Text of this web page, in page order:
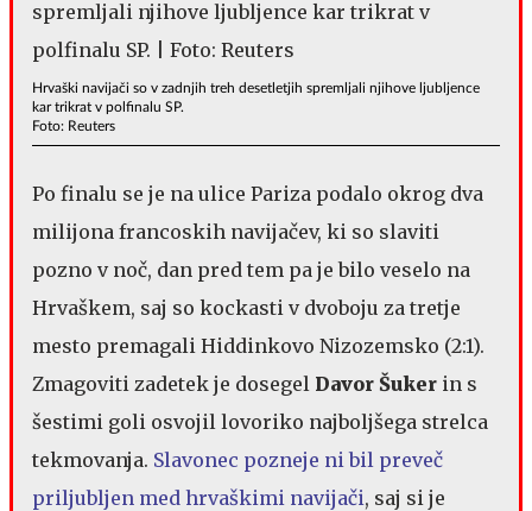
Hrvaški navijači so v zadnjih treh desetletjih spremljali njihove ljubljence
kar trikrat v polfinalu SP.
Foto: Reuters
Po finalu se je na ulice Pariza podalo okrog dva
milijona francoskih navijačev, ki so slaviti
pozno v noč, dan pred tem pa je bilo veselo na
Hrvaškem, saj so kockasti v dvoboju za tretje
mesto premagali Hiddinkovo Nizozemsko (2:1).
Zmagoviti zadetek je dosegel Davor Šuker in s
šestimi goli osvojil lovoriko najboljšega strelca
tekmovanja. Slavonec pozneje ni bil preveč
priljubljen med hrvaškimi navijači, saj si je